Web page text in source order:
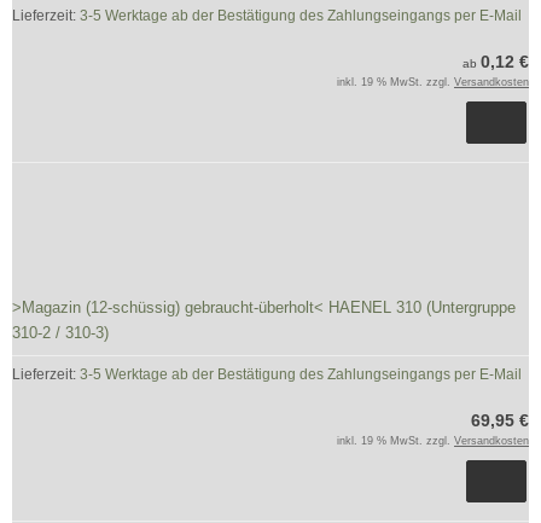
Lieferzeit: 3-5 Werktage ab der Bestätigung des Zahlungseingangs per E-Mail
ab 0,12 €
inkl. 19 % MwSt. zzgl. Versandkosten
>Magazin (12-schüssig) gebraucht-überholt< HAENEL 310 (Untergruppe
310-2 / 310-3)
Lieferzeit: 3-5 Werktage ab der Bestätigung des Zahlungseingangs per E-Mail
69,95 €
inkl. 19 % MwSt. zzgl. Versandkosten